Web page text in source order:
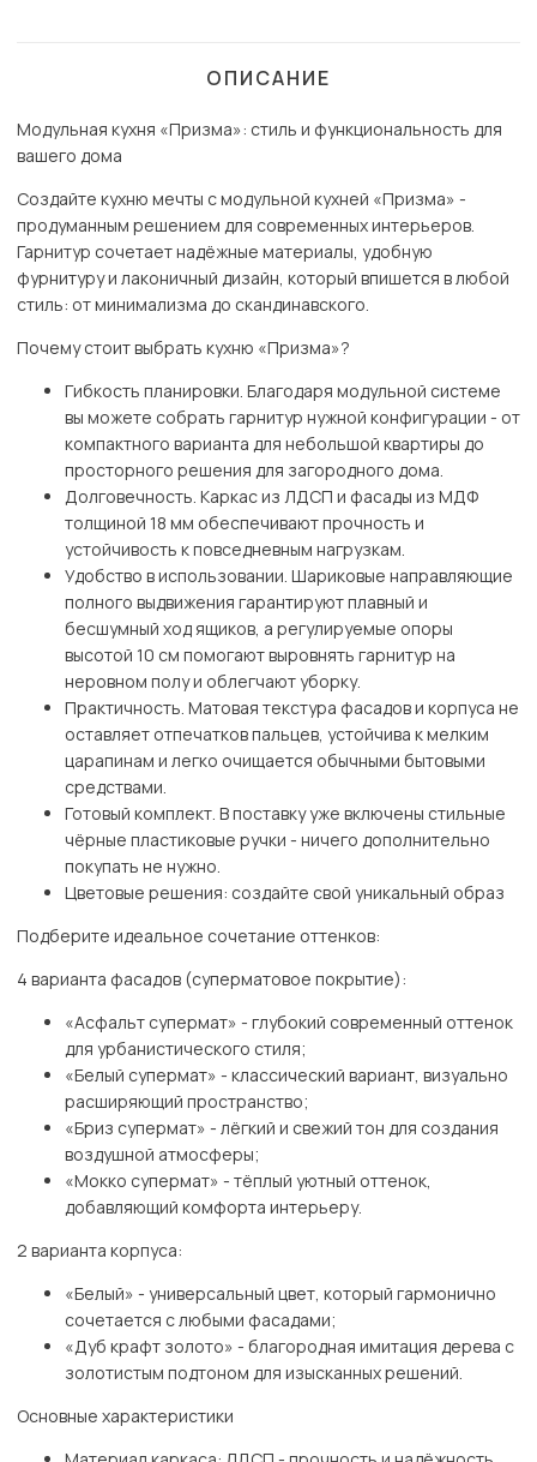
ОПИСАНИЕ
Модульная кухня «Призма»: стиль и функциональность для
вашего дома
Создайте кухню мечты с модульной кухней «Призма» -
продуманным решением для современных интерьеров.
Гарнитур сочетает надёжные материалы, удобную
фурнитуру и лаконичный дизайн, который впишется в любой
стиль: от минимализма до скандинавского.
Почему стоит выбрать кухню «Призма»?
Гибкость планировки. Благодаря модульной системе
вы можете собрать гарнитур нужной конфигурации - от
компактного варианта для небольшой квартиры до
просторного решения для загородного дома.
Долговечность. Каркас из ЛДСП и фасады из МДФ
толщиной 18 мм обеспечивают прочность и
устойчивость к повседневным нагрузкам.
Удобство в использовании. Шариковые направляющие
полного выдвижения гарантируют плавный и
бесшумный ход ящиков, а регулируемые опоры
высотой 10 см помогают выровнять гарнитур на
неровном полу и облегчают уборку.
Практичность. Матовая текстура фасадов и корпуса не
оставляет отпечатков пальцев, устойчива к мелким
царапинам и легко очищается обычными бытовыми
средствами.
Готовый комплект. В поставку уже включены стильные
чёрные пластиковые ручки - ничего дополнительно
покупать не нужно.
Цветовые решения: создайте свой уникальный образ
Подберите идеальное сочетание оттенков:
4 варианта фасадов (суперматовое покрытие):
«Асфальт супермат» - глубокий современный оттенок
для урбанистического стиля;
«Белый супермат» - классический вариант, визуально
расширяющий пространство;
«Бриз супермат» - лёгкий и свежий тон для создания
воздушной атмосферы;
«Мокко супермат» - тёплый уютный оттенок,
добавляющий комфорта интерьеру.
2 варианта корпуса:
«Белый» - универсальный цвет, который гармонично
сочетается с любыми фасадами;
«Дуб крафт золото» - благородная имитация дерева с
золотистым подтоном для изысканных решений.
Основные характеристики